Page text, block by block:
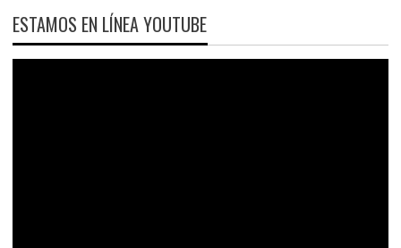
ESTAMOS EN LÍNEA YOUTUBE